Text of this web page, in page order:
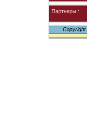
Партнеры :
Copyright